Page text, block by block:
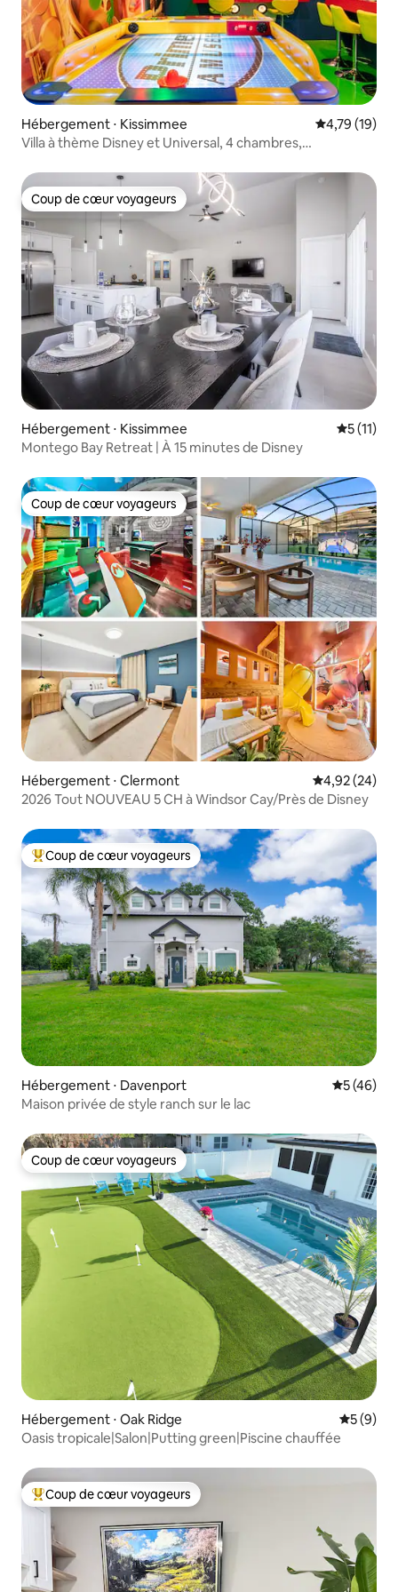
Hébergement ⋅ Kissimmee Évaluation
4,79 (19)
Villa à thème Disney et Universal, 4 chambres,
Coup de cœur voyageurs
Coup de cœur voyageurs
Hébergement ⋅ Kissimmee
5 (11)
Montego Bay Retreat | À 15 minutes de Disney
Coup de cœur voyageurs
Coup de cœur voyageurs
Hébergement ⋅ Clermont Évaluation
4,92 (24)
2026 Tout NOUVEAU 5 CH à Windsor Cay/Près de Disney
Coups de cœur voyageurs les plus appréciés
Coup de cœur voyageurs
Hébergement ⋅ Davenport
5 (46)
Maison privée de style ranch sur le lac
Coup de cœur voyageurs
Coup de cœur voyageurs
Hébergement ⋅ Oak Ridge
5 (9)
Oasis tropicale|Salon|Putting green|Piscine chauffée
Coups de cœur voyageurs les plus appréciés
Coup de cœur voyageurs